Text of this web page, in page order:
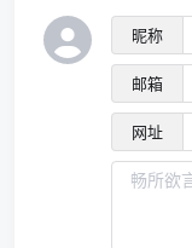
昵称
邮箱
网址